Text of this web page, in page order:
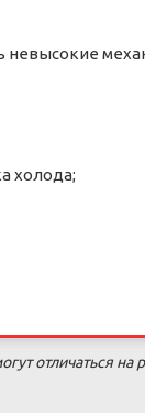
невысокие
холода;
отличаться